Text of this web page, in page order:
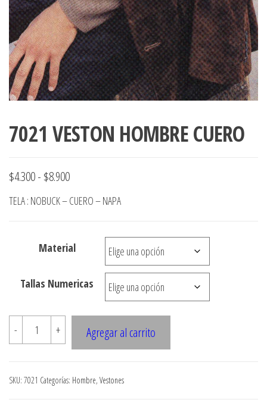
7021 VESTON HOMBRE CUERO
$4.300- $8.900Rango
de
$4.300
TELA : NOBUCK – CUERO – NAPA
Material
Tallas Numericas
-
7021
VESTON
CUERO
cantidad
+ Agregar al carrito
SKU: 7021 Categorías: Hombre, Vestones